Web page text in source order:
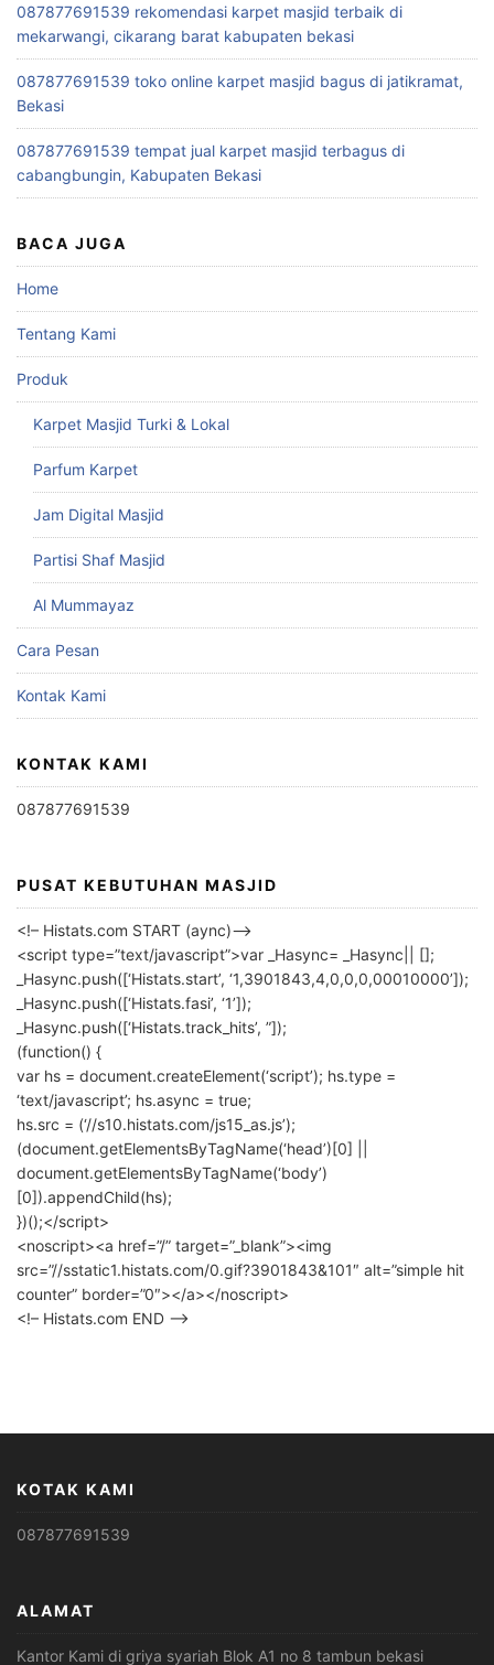
087877691539 rekomendasi karpet masjid terbaik di
mekarwangi, cikarang barat kabupaten bekasi
087877691539 toko online karpet masjid bagus di jatikramat,
Bekasi
087877691539 tempat jual karpet masjid terbagus di
cabangbungin, Kabupaten Bekasi
BACA JUGA
Home
Tentang Kami
Produk
Karpet Masjid Turki & Lokal
Parfum Karpet
Jam Digital Masjid
Partisi Shaf Masjid
Al Mummayaz
Cara Pesan
Kontak Kami
KONTAK KAMI
087877691539
PUSAT KEBUTUHAN MASJID
<!– Histats.com START (aync)–>
<script type=”text/javascript”>var _Hasync= _Hasync|| [];
_Hasync.push([‘Histats.start’, ‘1,3901843,4,0,0,0,00010000’]);
_Hasync.push([‘Histats.fasi’, ‘1’]);
_Hasync.push([‘Histats.track_hits’, ”]);
(function() {
var hs = document.createElement(‘script’); hs.type =
‘text/javascript’; hs.async = true;
hs.src = (‘//s10.histats.com/js15_as.js’);
(document.getElementsByTagName(‘head’)[0] ||
document.getElementsByTagName(‘body’)
[0]).appendChild(hs);
})();</script>
<noscript><a href=”/” target=”_blank”><img
src=”//sstatic1.histats.com/0.gif?3901843&101″ alt=”simple hit
counter” border=”0″></a></noscript>
<!– Histats.com END –>
KOTAK KAMI
087877691539
ALAMAT
Kantor Kami di griya syariah Blok A1 no 8 tambun bekasi